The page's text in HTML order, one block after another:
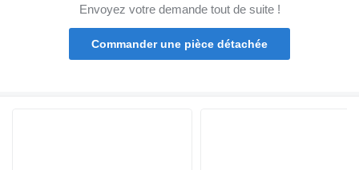
Envoyez votre demande tout de suite !
Commander une pièce détachée